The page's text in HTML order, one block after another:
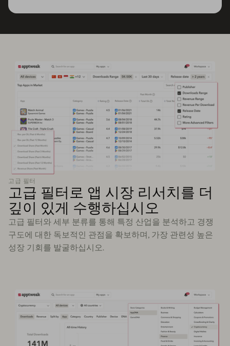
고급 필터
고급 필터로 앱 시장 리서치를 더
깊이 있게 수행하십시오
고급 필터와 세부 분류를 통해 특정 산업을 분석하고 경쟁
구도에 대한 독보적인 관점을 확보하며, 가장 관련성 높은
성장 기회를 발굴하십시오.